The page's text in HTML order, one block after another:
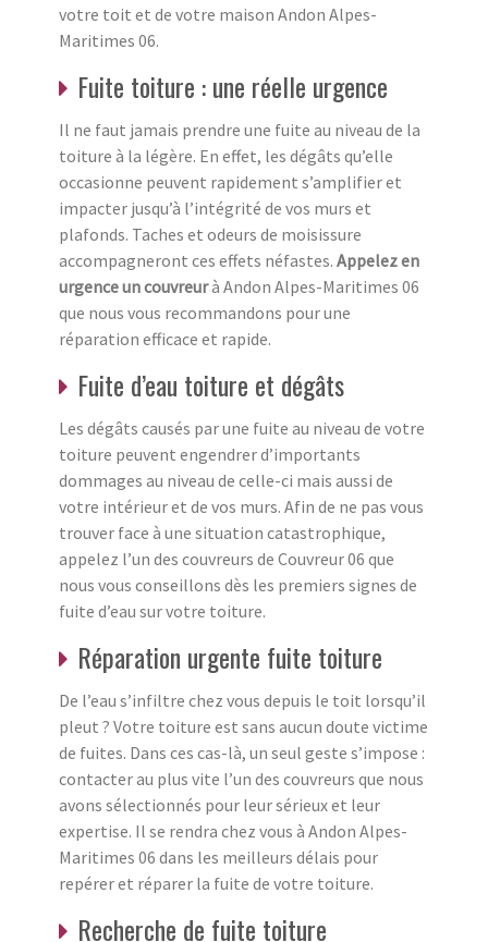
votre toit et de votre maison Andon Alpes-
Maritimes 06.
Fuite toiture : une réelle urgence
Il ne faut jamais prendre une fuite au niveau de la
toiture à la légère. En effet, les dégâts qu’elle
occasionne peuvent rapidement s’amplifier et
impacter jusqu’à l’intégrité de vos murs et
plafonds. Taches et odeurs de moisissure
accompagneront ces effets néfastes. Appelez en
urgence un couvreurà Andon Alpes-Maritimes 06
que nous vous recommandons pour une
réparation efficace et rapide.
Fuite d’eau toiture et dégâts
Les dégâts causés par une fuite au niveau de votre
toiture peuvent engendrer d’importants
dommages au niveau de celle-ci mais aussi de
votre intérieur et de vos murs. Afin de ne pas vous
trouver face à une situation catastrophique,
appelez l’un des couvreurs de Couvreur 06 que
nous vous conseillons dès les premiers signes de
fuite d’eau sur votre toiture.
Réparation urgente fuite toiture
De l’eau s’infiltre chez vous depuis le toit lorsqu’il
pleut ? Votre toiture est sans aucun doute victime
de fuites. Dans ces cas-là, un seul geste s’impose :
contacter au plus vite l’un des couvreurs que nous
avons sélectionnés pour leur sérieux et leur
expertise. Il se rendra chez vous à Andon Alpes-
Maritimes 06 dans les meilleurs délais pour
repérer et réparer la fuite de votre toiture.
Recherche de fuite toiture